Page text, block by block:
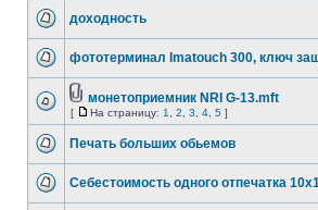
доходность
фототерминал Imatouch 300, ключ
монетоприемник NRI G-13.mft
[ На страницу: 1 2 3 4 5 ]
Печать больших обьемов
Себестоимость одного отпечатка